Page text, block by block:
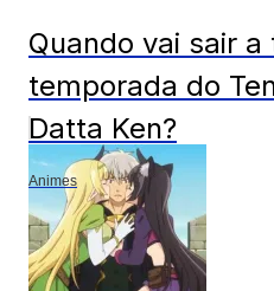
Quando vai sair a
temporada do
Datta Ken?
Animes